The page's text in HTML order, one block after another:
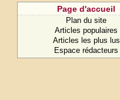
Page d'accueil
Plan du site
Articles populaires
Articles les plus lus
Espace rédacteurs